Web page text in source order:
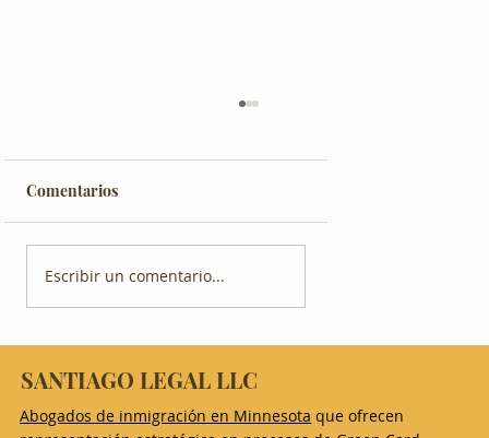
Minnesota? Qué hacer en las primeras
horas
Comentarios
Escribir un comentario...
SANTIAGO LEGAL LLC
Abogados de inmigración en Minnesota que ofrecen